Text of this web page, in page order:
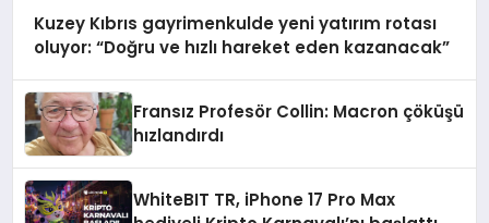
Kuzey Kıbrıs gayrimenkulde yeni yatırım rotası
oluyor: “Doğru ve hızlı hareket eden kazanacak”
Fransız Profesör Collin: Macron çöküşü
hızlandırdı
WhiteBIT TR, iPhone 17 Pro Max